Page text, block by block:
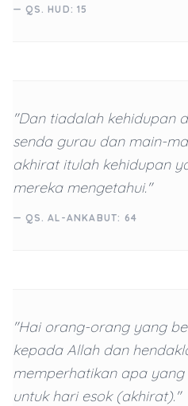
— QS. HUD: 15
"Dan tiadalah kehidupan
senda gurau dan main-
akhirat itulah kehidupan
mereka mengetahui."
— QS. AL-ANKABUT: 64
"Hai orang-orang yang
kepada Allah dan
memperhatikan apa
untuk hari esok (akhirat)."